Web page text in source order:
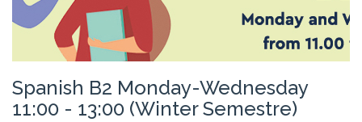
Spanish B2 Monday-Wednesday
11:00 - 13:00 (Winter Semestre)